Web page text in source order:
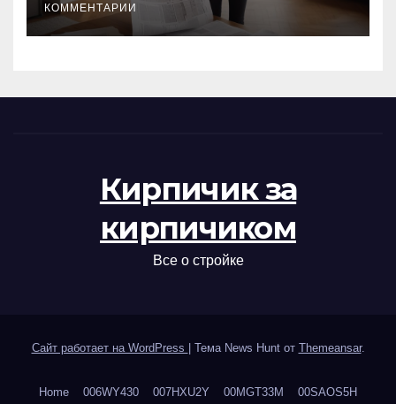
КОММЕНТАРИИ
Кирпичик за
кирпичиком
Все о стройке
Сайт работает на WordPress Тема News Hunt от Themeansar.
Home 006WY430 007HXU2Y 00MGT33M 00SAOS5H